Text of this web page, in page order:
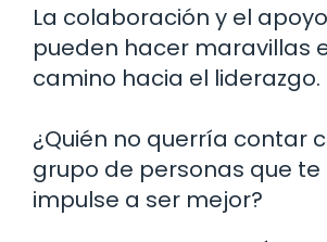
La colaboración y el
pueden hacer maravillas
camino hacia el liderazgo.
¿Quién no querría contar
grupo de personas que te
impulse a ser mejor?